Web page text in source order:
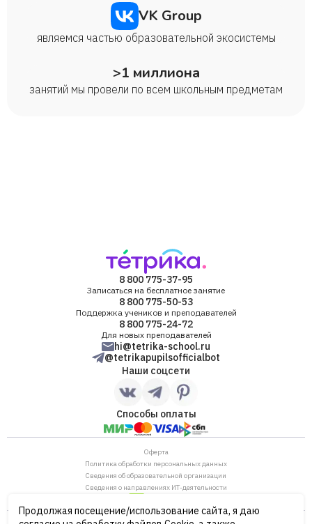
Александр
Таня
Екатерина
VK Group
являемся частью образовательной экосистемы
>1 миллиона
занятий мы провели по всем школьным предметам
8 800 775-37-95
Записаться на бесплатное занятие
8 800 775-50-53
Поддержка учеников и преподавателей
8 800 775-24-72
Для новых преподавателей
hi@tetrika-school.ru
@tetrikapupilsofficialbot
Наши соцсети
Способы оплаты
Оферта
Политика обработки персональных данных
Сведения об образовательной организации
Сведения о направлениях ИТ-деятельности
ОГРН: 1187746880530
Продолжая посещение/использование сайта, я даю